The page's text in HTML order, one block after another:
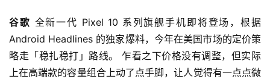
谷歌 全新一代 Pixel 10 系列旗舰手机即将登场，根据
Android Headlines 的独家爆料，今年在美国市场的定价策
略走「稳扎稳打」路线。 乍看之下价格没有调整，但实际
上在高端款的容量组合上动了点手脚，让人觉得有一点点微